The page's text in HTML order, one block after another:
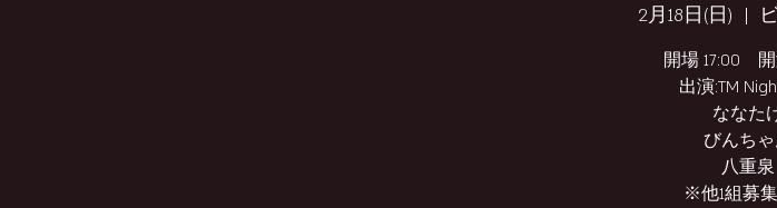
2月18日(日)
  |
開場 17:00 開
出演:TM
ななた
びんち
八重泉
※他1組募集